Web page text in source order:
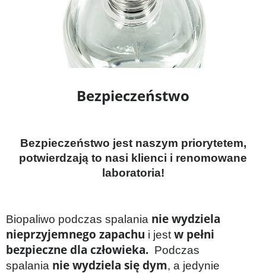
Bezpieczeństwo
Bezpieczeństwo jest naszym priorytetem,
potwierdzają to nasi klienci i renomowane
laboratoria!
Biopaliwo podczas spalania nie wydziela
nieprzyjemnego zapachu i jest w pełni
bezpieczne dla człowieka. Podczas
spalania nie wydziela się dym, a jedynie